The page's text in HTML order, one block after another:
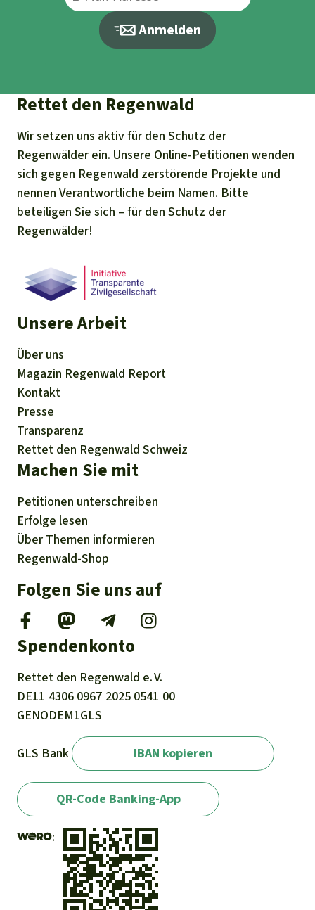
Anmelden
Rettet den Regenwald
Wir setzen uns aktiv für den Schutz der
Regenwälder ein. Unsere Online-Petitionen wenden
sich gegen Regenwald zerstörende Projekte und
nennen Verantwortliche beim Namen. Bitte
beteiligen Sie sich – für den Schutz der
Regenwälder!
Unsere Arbeit
Über uns
Magazin Regenwald Report
Kontakt
Presse
Transparenz
Rettet den Regenwald Schweiz
Machen Sie mit
Petitionen unterschreiben
Erfolge lesen
Über Themen informieren
Regenwald-Shop
Folgen Sie uns auf
Spendenkonto
Rettet den Regenwald e. V.
DE11 4306 0967 2025 0541 00
GENODEM1GLS
GLS Bank IBAN kopieren
QR-Code Banking-App